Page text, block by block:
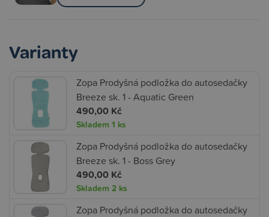
Varianty
Zopa Prodyšná podložka do autosedačky
Breeze sk. 1 - Aquatic Green
490,00 Kč
Skladem 1 ks
Zopa Prodyšná podložka do autosedačky
Breeze sk. 1 - Boss Grey
490,00 Kč
Skladem 2 ks
Zopa Prodyšná podložka do autosedačky